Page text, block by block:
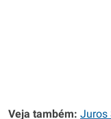
Veja também: Juros